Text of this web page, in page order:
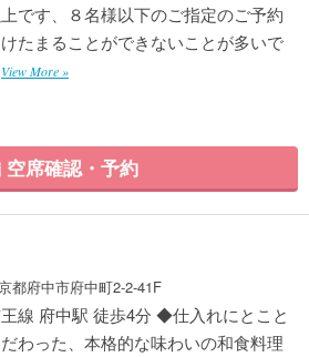
です、８名様以下のご指定のご予約
たまることができないことが多いで
View More »
空席確認・予約
都府中市府中町2-2-41F
線 府中駅 徒歩4分 ◆仕入れにとこと
わった、本格的な味わいの和食料理